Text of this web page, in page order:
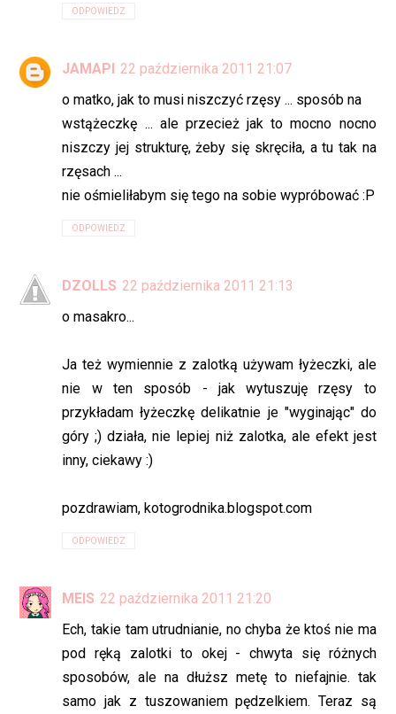
ODPOWIEDZ
JAMAPI
22 października 2011 21:07
o matko, jak to musi niszczyć rzęsy ... sposób na
wstążeczkę ... ale przecież jak to mocno nocno
niszczy jej strukturę, żeby się skręciła, a tu tak na
rzęsach ...
nie ośmieliłabym się tego na sobie wypróbować :P
ODPOWIEDZ
DZOLLS 22 października 2011 21:13
o masakro...
Ja też wymiennie z zalotką używam łyżeczki, ale
nie w ten sposób - jak wytuszuję rzęsy to
przykładam łyżeczkę delikatnie je "wyginając" do
góry ;) działa, nie lepiej niż zalotka, ale efekt jest
inny, ciekawy :)
pozdrawiam, kotogrodnika.blogspot.com
ODPOWIEDZ
MEIS 22 października 2011 21:20
Ech, takie tam utrudnianie, no chyba że ktoś nie ma
pod ręką zalotki to okej - chwyta się różnych
sposobów, ale na dłuższ metę to niefajnie. tak
samo jak z tuszowaniem pędzelkiem. Teraz są